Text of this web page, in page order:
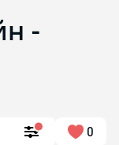
-
0